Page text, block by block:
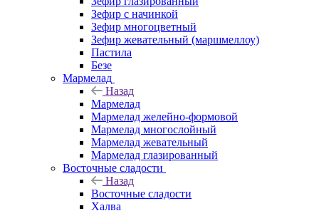
Зефир с начинкой
Зефир многоцветный
Зефир жевательный (маршмеллоу)
Пастила
Безе
Мармелад
Назад
Мармелад
Мармелад желейно-формовой
Мармелад многослойный
Мармелад жевательный
Мармелад глазированный
Восточные сладости
Назад
Восточные сладости
Халва